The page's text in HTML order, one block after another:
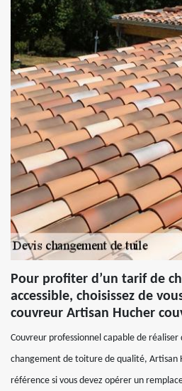
Pour profiter d’un tarif de
accessible, choisissez de
couvreur Artisan Hucher
Couvreur professionnel capable de
changement de toiture de qualité, Artisan
référence si vous devez opérer un